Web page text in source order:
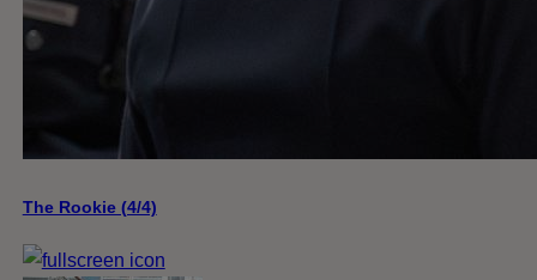
The Rookie (4/4)